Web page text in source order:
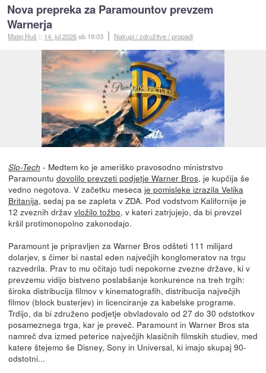
Nova prepreka za Paramountov prevzem
Warnerja
Matej Huš :: 14. jul 2026ob 19:03 Nakupi / združitve / propadi
Slo-Tech - Medtem ko je ameriško pravosodno ministrstvo
Paramountu dovolilo prevzeti podjetje Warner Bros, je kupčija še
vedno negotova. V začetku meseca je pomisleke izrazila Velika
Britanija, sedaj pa se zapleta v ZDA. Pod vodstvom Kalifornije je
12 zveznih držav vložilo tožbo, v kateri zatrjujejo, da bi prevzel
kršil protimonopolno zakonodajo.
Paramount je pripravljen za Warner Bros odšteti 111 milijard
dolarjev, s čimer bi nastal eden največjih konglomeratov na trgu
razvedrila. Prav to mu očitajo tudi nepokorne zvezne države, ki v
prevzemu vidijo bistveno poslabšanje konkurence na treh trgih:
široka distribucija filmov v kinematografih, distribucija največjih
filmov (block busterjev) in licenciranje za kabelske programe.
Trdijo, da bi združeno podjetje obvladovalo od 27 do 30 odstotkov
posameznega trga, kar je preveč. Paramount in Warner Bros sta
namreč dva izmed peterice največjih klasičnih filmskih studiev, med
katere štejemo še Disney, Sony in Universal, ki imajo skupaj 90-
odstotni...